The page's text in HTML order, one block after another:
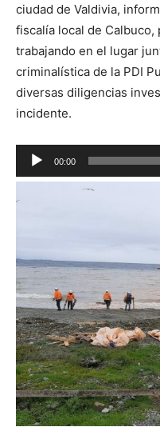
ciudad de Valdivia,
fiscalía local de
trabajando en el lugar
criminalística de la PDI
diversas diligencias
incidente.
Reproductor
de
00:00